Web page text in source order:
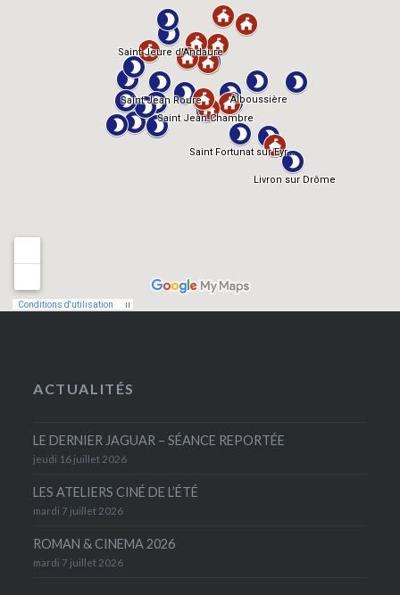
ACTUALITÉS
LE DERNIER JAGUAR – SÉANCE REPORTÉE
jeudi 16 juillet 2026
LES ATELIERS CINÉ DE L’ÉTÉ
mardi 7 juillet 2026
ROMAN & CINEMA 2026
mardi 7 juillet 2026